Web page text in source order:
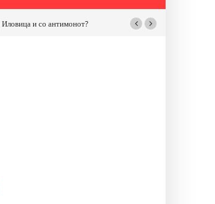
и со антимонот?